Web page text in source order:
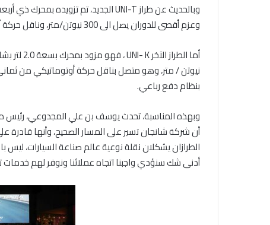
وعزم أقصى للدوران يصل الى 300 نيوتن/متر، وناقل حركة أوتوماتيكي مكون من 7 سرعات ونظام دفع أمامي للعجلات.
نيوتن / متر، وهو متصل بناقل حركة أوتوماتيكي من
بنظام دفع رباعي.
وبهذه المناسبة، تحدث يوسف بن علي المجدوعي، رئيس
أن شركة شانجان تسير على المسار الصحيح، وأنها قادرة
الطرازان يشكلان نقلة نوعية عالم صناعة السيارات،
أدنى شك سنؤدي واجبنا اتجاه عملائنا ونوفر لهم